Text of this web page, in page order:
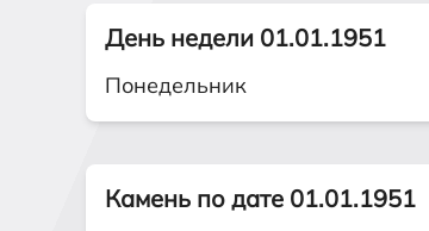
День недели 01.01.1951
Понедельник
Камень по дате 01.01.1951